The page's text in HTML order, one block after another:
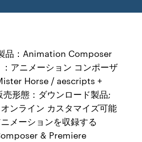
品：Animation Composer
アニメーション コンポーザ
Horse / aescripts +
形態：ダウンロード製品;
ンライン カスタマイズ可能
メーションを収録する
& Premiere